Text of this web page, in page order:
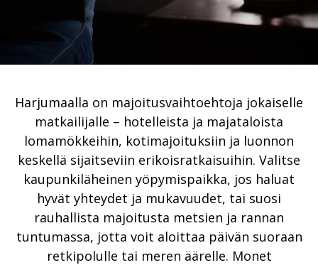
Harjumaalla on majoitusvaihtoehtoja jokaiselle
matkailijalle – hotelleista ja majataloista
lomamökkeihin, kotimajoituksiin ja luonnon
keskellä sijaitseviin erikoisratkaisuihin. Valitse
kaupunkiläheinen yöpymispaikka, jos haluat
hyvät yhteydet ja mukavuudet, tai suosi
rauhallista majoitusta metsien ja rannan
tuntumassa, jotta voit aloittaa päivän suoraan
retkipolulle tai meren äärelle. Monet